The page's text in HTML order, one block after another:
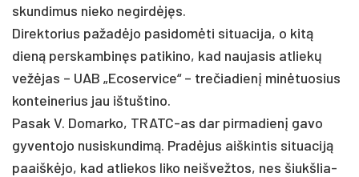
skun­di­mus nie­ko ne­girdėjęs.
Di­rek­to­rius pa­žadė­jo pa­si­domė­ti si­tua­ci­ja, o kitą
dieną per­skam­binęs pa­ti­ki­no, kad nau­ja­sis at­liekų
vežė­jas – UAB „Eco­ser­vi­ce“ – tre­čia­dienį minė­tuo­sius
kon­tei­ne­rius jau iš­tuš­ti­no.
Pa­sak V. Do­mar­ko, TRATC-as dar pir­ma­dienį ga­vo
gy­ven­to­jo nu­si­skun­dimą. Pradė­jus aiš­kin­tis si­tua­ciją
paaiškė­jo, kad at­lie­kos li­ko neiš­vež­tos, nes šiukš­lia­